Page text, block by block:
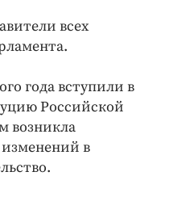
всех
года вступили в
Российской
возникла
в